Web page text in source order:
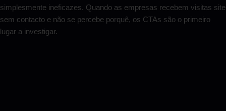
simplesmente ineficazes. Quando as empresas recebem visitas site
sem contacto e não se percebe porquê, os CTAs são o primeiro
lugar a investigar.